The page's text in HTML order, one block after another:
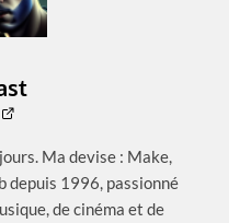
Ma devise : Make,
depuis 1996, passionné
de cinéma et de